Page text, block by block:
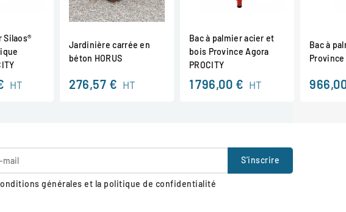
Silaos®
HT
Jardinière carrée en
béton HORUS
276,57 € HT
Bac à palmier acier et
bois Province Agora
PROCITY
1 796,00 € HT
Bac à
Province
générales et la politique de confidentialité